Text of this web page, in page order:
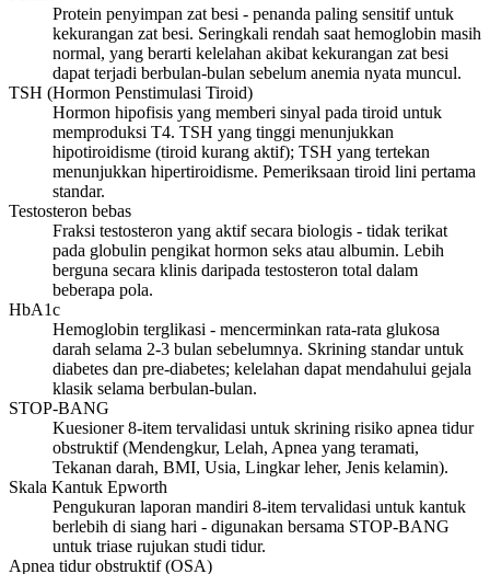
Protein penyimpan zat besi - penanda paling sensitif untuk
kekurangan zat besi. Seringkali rendah saat hemoglobin masih
normal, yang berarti kelelahan akibat kekurangan zat besi
dapat terjadi berbulan-bulan sebelum anemia nyata muncul.
TSH (Hormon Penstimulasi Tiroid)
Hormon hipofisis yang memberi sinyal pada tiroid untuk
memproduksi T4. TSH yang tinggi menunjukkan
hipotiroidisme (tiroid kurang aktif); TSH yang tertekan
menunjukkan hipertiroidisme. Pemeriksaan tiroid lini pertama
standar.
Testosteron bebas
Fraksi testosteron yang aktif secara biologis - tidak terikat
pada globulin pengikat hormon seks atau albumin. Lebih
berguna secara klinis daripada testosteron total dalam
beberapa pola.
HbA1c
Hemoglobin terglikasi - mencerminkan rata-rata glukosa
darah selama 2-3 bulan sebelumnya. Skrining standar untuk
diabetes dan pre-diabetes; kelelahan dapat mendahului gejala
klasik selama berbulan-bulan.
STOP-BANG
Kuesioner 8-item tervalidasi untuk skrining risiko apnea tidur
obstruktif (Mendengkur, Lelah, Apnea yang teramati,
Tekanan darah, BMI, Usia, Lingkar leher, Jenis kelamin).
Skala Kantuk Epworth
Pengukuran laporan mandiri 8-item tervalidasi untuk kantuk
berlebih di siang hari - digunakan bersama STOP-BANG
untuk triase rujukan studi tidur.
Apnea tidur obstruktif (OSA)